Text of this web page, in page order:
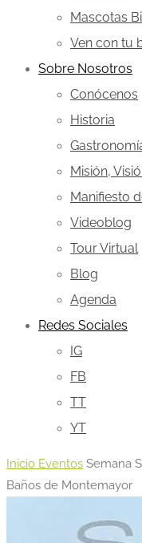
Mascotas
Ven con tu
Sobre Nosotros
Conócenos
Historia
Misión,
Manifiesto
Videoblog
Tour Virtual
Blog
Agenda
Redes Sociales
IG
FB
TT
YT
Inicio Eventos Semana
Baños de Montemayor